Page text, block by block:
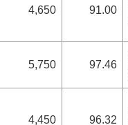
4,650 91.00
5,750 97.46
4,450 96.32